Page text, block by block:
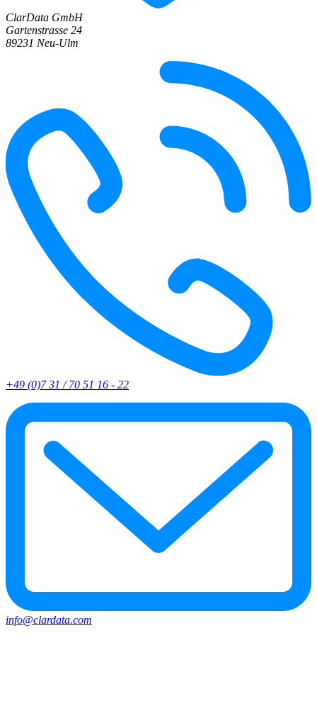
ClarData GmbH
Gartenstrasse 24
89231 Neu-Ulm
+49 (0)7 31 / 70 51 16 - 22
info@clardata.com